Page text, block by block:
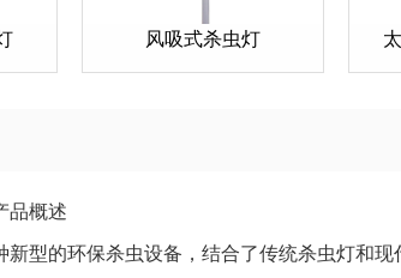
风吸式杀虫灯
品概述
新型的环保杀虫设备，结合了传统杀虫灯和